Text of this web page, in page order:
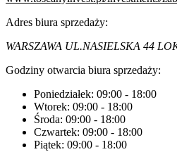
Adres biura sprzedaży:
WARSZAWA UL.NASIELSKA 44
Godziny otwarcia biura sprzedaży:
Poniedziałek: 09:00 - 18:00
Wtorek: 09:00 - 18:00
Środa: 09:00 - 18:00
Czwartek: 09:00 - 18:00
Piątek: 09:00 - 18:00